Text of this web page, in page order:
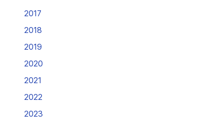
2017
2018
2019
2020
2021
2022
2023